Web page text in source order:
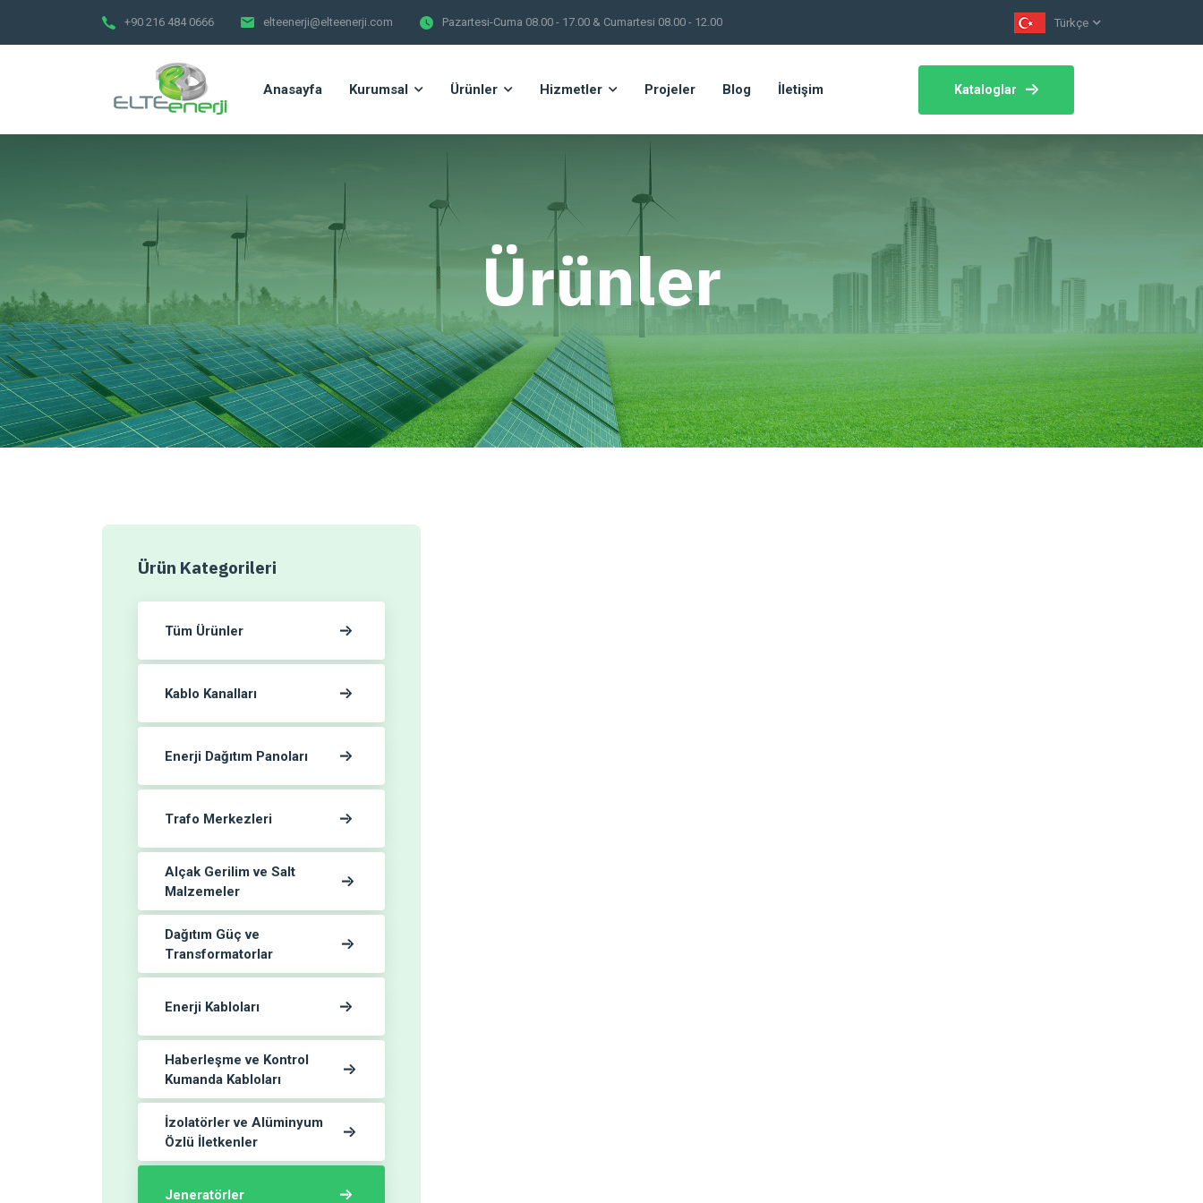
+90 216 484 0666 elteenerji@elteenerji.com Pazartesi-Cuma 08.00 - 17.00 & Cumartesi 08.00 - 12.00 Türkçe
Anasayfa Kurumsal Ürünler Hizmetler Projeler Blog İletişim Kataloglar
Ürünler
Ürün Kategorileri
Tüm Ürünler
Kablo Kanalları
Enerji Dağıtım Panoları
Trafo Merkezleri
Alçak Gerilim ve Salt
Malzemeler
Dağıtım Güç ve
Transformatorlar
Enerji Kabloları
Haberleşme ve Kontrol
Kumanda Kabloları
İzolatörler ve Alüminyum
Özlü İletkenler
Jeneratörler